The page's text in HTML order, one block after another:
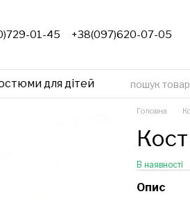
01-45 +38(097)620-07-05
для дітей
Головна
В наявності
Опис